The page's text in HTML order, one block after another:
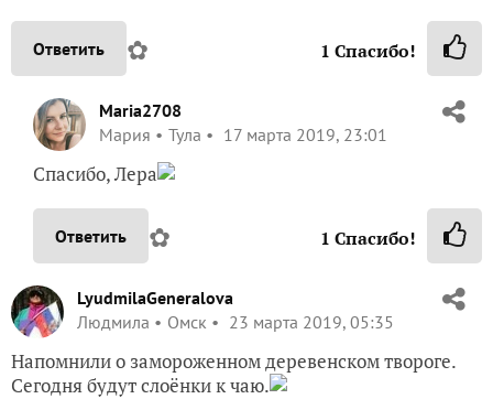
Ответить ✿ 1 Спасибо!
Maria2708
Мария
Тула 17 марта 2019, 23:01
Спасибо, Лера
Ответить ✿ 1 Спасибо!
LyudmilaGeneralova
Людмила
Омск 23 марта 2019, 05:35
Напомнили о замороженном деревенском твороге.
Сегодня будут слоёнки к чаю.